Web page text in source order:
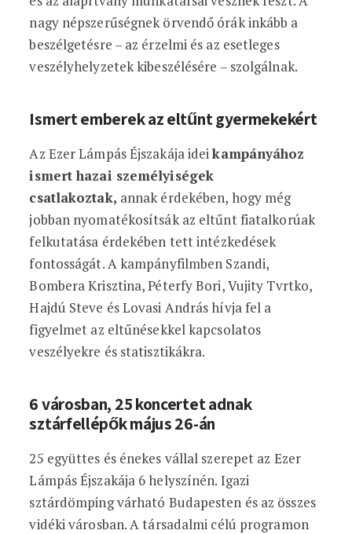
nagy népszerűségnek örvendő órák inkább a
beszélgetésre – az érzelmi és az esetleges
veszélyhelyzetek kibeszélésére – szolgálnak.
Ismert emberek az eltűnt gyermekekért
Az Ezer Lámpás Éjszakája ideikampányához
ismert hazai személyiségek
csatlakoztak, annak érdekében, hogy még
jobban nyomatékosítsák az eltűnt fiatalkorúak
felkutatása érdekében tett intézkedések
fontosságát. A kampányfilmben Szandi,
Bombera Krisztina, Péterfy Bori, Vujity Tvrtko,
Hajdú Steve és Lovasi András hívja fel a
figyelmet az eltűnésekkel kapcsolatos
veszélyekre és statisztikákra.
6 városban, 25 koncertet adnak
sztárfellépők május 26-án
25 együttes és énekes vállal szerepet az Ezer
Lámpás Éjszakája 6 helyszínén. Igazi
sztárdömping várható Budapesten és az összes
vidéki városban. A társadalmi célú programon